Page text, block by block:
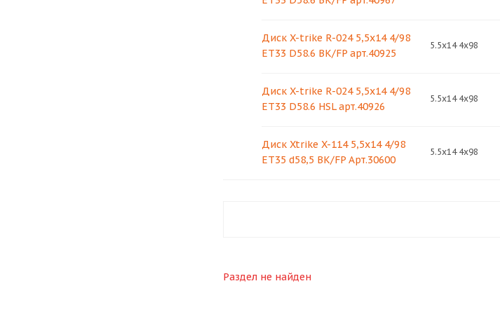
Диск X-trike R-024 5,5х14 4/98
ET33 D58.6 BK/FP арт.40925
5.5x14 4x98
Диск X-trike R-024 5,5х14 4/98
ET33 D58.6 HSL арт.40926
5.5x14 4x98
Диск Xtrike X-114 5,5x14 4/98
ET35 d58,5 BK/FP Арт.30600
5.5x14 4x98
Раздел не найден